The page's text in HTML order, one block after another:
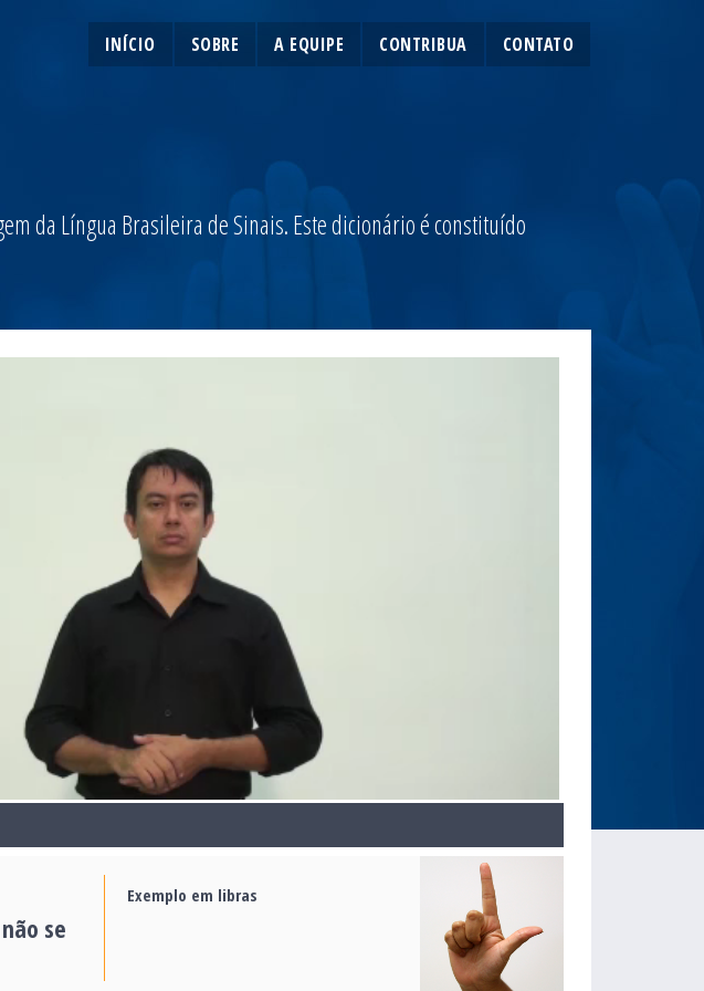
INÍCIO SOBRE A EQUIPE CONTRIBUA CONTATO
da Língua Brasileira de Sinais. Este dicionário é constituído
se
Exemplo em libras